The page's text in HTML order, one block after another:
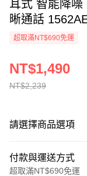
耳式 智能降
晰通話
超取滿NT$690免運
NT$2,239
NT$1,490
請選擇商品選項
付款與運送方式
超取滿NT$690免運